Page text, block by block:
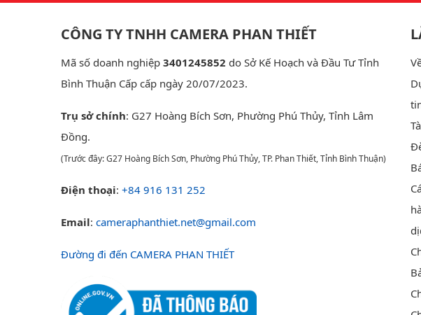
CÔNG TY TNHH CAMERA PHAN THIẾT
Mã số doanh nghiệp 3401245852 do Sở Kế Hoạch và Đầu Tư Tỉnh
Bình Thuận Cấp cấp ngày 20/07/2023.
Trụ sở chính: G27 Hoàng Bích Sơn, Phường Phú Thủy, Tỉnh Lâm
Đồng.
(Trước đây: G27 Hoàng Bích Sơn, Phường Phú Thủy, TP. Phan Thiết, Tỉnh Bình Thuận)
Điện thoại: +84 916 131 252
Email: cameraphanthiet.net@gmail.com
Đường đi đến CAMERA PHAN THIẾT